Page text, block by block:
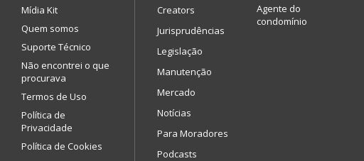
Mídia Kit
Quem somos
Suporte Técnico
Não encontrei o que
procurava
Termos de Uso
Política de
Privacidade
Política de Cookies
Creators
Jurisprudências
Legislação
Manutenção
Mercado
Notícias
Para Moradores
Podcasts
Agente do
condomínio